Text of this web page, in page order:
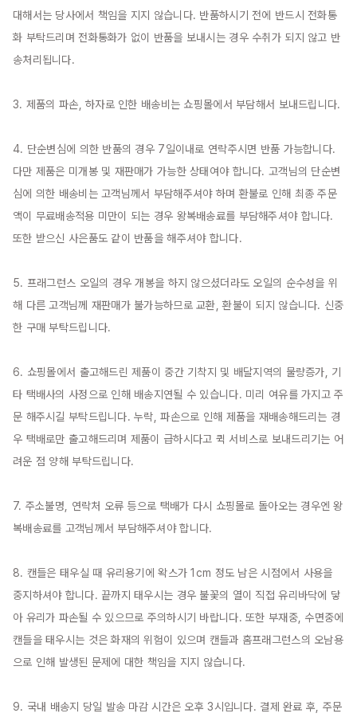
대해서는 당사에서 책임을 지지 않습니다. 반품하시기 전에 반드시 전화통
화 부탁드리며 전화통화가 없이 반품을 보내시는 경우 수취가 되지 않고 반
송처리됩니다.
3. 제품의 파손, 하자로 인한 배송비는 쇼핑몰에서 부담해서 보내드립니다.
4. 단순변심에 의한 반품의 경우 7일이내로 연락주시면 반품 가능합니다.
다만 제품은 미개봉 및 재판매가 가능한 상태여야 합니다. 고객님의 단순변
심에 의한 배송비는 고객님께서 부담해주셔야 하며 환불로 인해 최종 주문
액이 무료배송적용 미만이 되는 경우 왕복배송료를 부담해주셔야 합니다.
또한 받으신 사은품도 같이 반품을 해주셔야 합니다.
5. 프래그런스 오일의 경우 개봉을 하지 않으셨더라도 오일의 순수성을 위
해 다른 고객님께 재판매가 불가능하므로 교환, 환불이 되지 않습니다. 신중
한 구매 부탁드립니다.
6. 쇼핑몰에서 출고해드린 제품이 중간 기착지 및 배달지역의 물량증가, 기
타 택배사의 사정으로 인해 배송지연될 수 있습니다. 미리 여유를 가지고 주
문 해주시길 부탁드립니다. 누락, 파손으로 인해 제품을 재배송해드리는 경
우 택배로만 출고해드리며 제품이 급하시다고 퀵 서비스로 보내드리기는 어
려운 점 양해 부탁드립니다.
7. 주소불명, 연락처 오류 등으로 택배가 다시 쇼핑몰로 돌아오는 경우엔 왕
복배송료를 고객님께서 부담해주셔야 합니다.
8. 캔들은 태우실 때 유리용기에 왁스가 1cm 정도 남은 시점에서 사용을
중지하셔야 합니다. 끝까지 태우시는 경우 불꽃의 열이 직접 유리바닥에 닿
아 유리가 파손될 수 있으므로 주의하시기 바랍니다. 또한 부재중, 수면중에
캔들을 태우시는 것은 화재의 위험이 있으며 캔들과 홈프래그런스의 오남용
으로 인해 발생된 문제에 대한 책임을 지지 않습니다.
9. 국내 배송지 당일 발송 마감 시간은 오후 3시입니다. 결제 완료 후, 주문